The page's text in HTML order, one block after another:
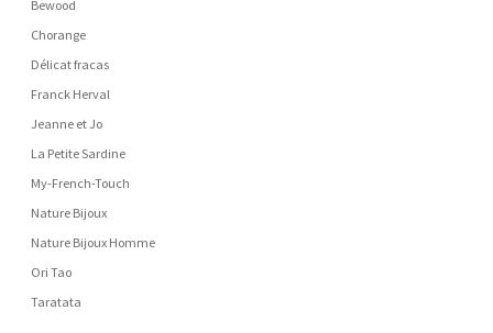
Bewood
Chorange
Délicat fracas
Franck Herval
Jeanne et Jo
La Petite Sardine
My-French-Touch
Nature Bijoux
Nature Bijoux Homme
Ori Tao
Taratata